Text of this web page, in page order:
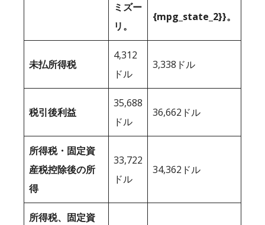
ミズー
リ。
{mpg_state_2}}。
未払所得税
4,312
ドル
3,338ドル
税引後利益
35,688
ドル
36,662ドル
所得税・固定資
産税控除後の所
得
33,722
ドル
34,362ドル
所得税、固定資